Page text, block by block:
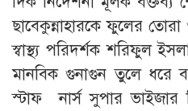
ছাবেকুন্নাহারকে ফুলের
স্বাস্থ্য পরিদর্শক শরিফুল
মানবিক গুনাগুন তুলে ধরে
স্টাফ নার্স সুপার ভাইজার